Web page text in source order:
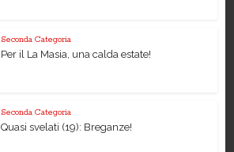
Seconda Categoria
Per il La Masia, una calda estate!
Seconda Categoria
Quasi svelati (19): Breganze!